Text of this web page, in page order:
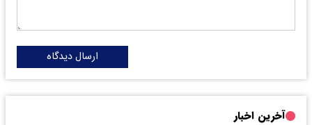
ارسال دیدگاه
آخرین اخبار